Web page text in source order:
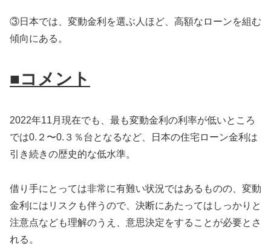
③日本では、変動金利を選ぶ人ほど、高額なローンを組む
傾向にある。
■コメント
2022年11月現在でも、最も変動金利の利率が低いところ
では0.２〜0.３％台となるなど、日本の住宅ローン金利は
引き続きの歴史的な低水準。
借り手にとっては非常に有難い状況ではあるものの、変動
金利にはリスクも伴うので、決断にあたってはしっかりと
注意点なども理解のうえ、意思決定をすることが必要とさ
れる。